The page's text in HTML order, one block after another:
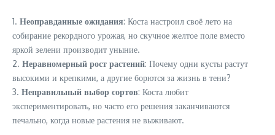
1. Неоправданные ожидания: Коста настроил своё лето на
собирание рекордного урожая, но скучное желтое поле вместо
яркой зелени производит уныние.
2. Неравномерный рост растений: Почему одни кусты растут
высокими и крепкими, а другие борются за жизнь в тени?
3. Неправильный выбор сортов: Коста любит
экспериментировать, но часто его решения заканчиваются
печально, когда новые растения не выживают.